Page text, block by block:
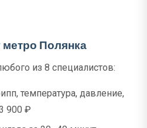
Полянка
из 8 специалистов:
температура, давление,
900 ₽